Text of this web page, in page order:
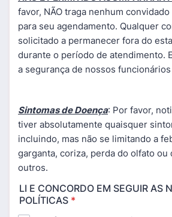
favor, NÃO traga nenhum
para seu agendamento. Qualquer
solicitado a permanecer fora do
durante o período de atendimento.
a segurança de nossos
Sintomas de Doença: Por favor,
tiver absolutamente quaisquer
incluindo, mas não se limitando a
garganta, coriza, perda do olfato ou
outros.
LI E CONCORDO EM SEGUIR AS
POLÍTICAS *